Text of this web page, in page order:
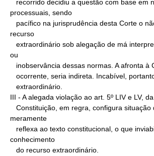
processuais, sendo
recurso
ou
III - A alegada violação ao art. 5º LIV e LV, da
meramente
conhecimento